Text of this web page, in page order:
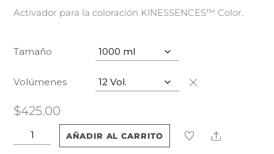
Activador para la coloración KINESSENCES™ Color.
Tamaño
Volúmenes
$425.00
Kinessences
Color
AÑADIR AL CARRITO Share